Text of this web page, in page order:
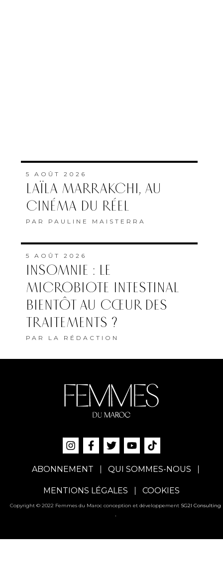
5 AOÛT 2026
LAÏLA MARRAKCHI, AU
CINÉMA DU RÉEL
PAR PAULINE MAISTERRA
5 AOÛT 2026
INSOMNIE : LE
MICROBIOTE INTESTINAL
BIENTÔT AU CŒUR DES
TRAITEMENTS ?
PAR LA RÉDACTION
ABONNEMENT QUI SOMMES-NOUS
MENTIONS LÉGALES COOKIES
Copyright © 2022 Femmes du Maroc conception et développement SG2I Consulting